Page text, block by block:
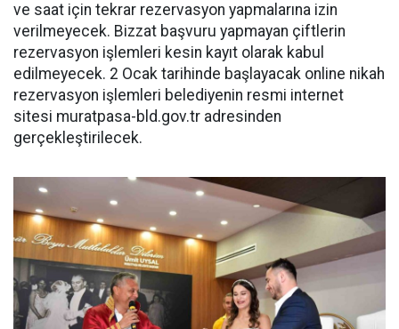
ve saat için tekrar rezervasyon yapmalarına izin
verilmeyecek. Bizzat başvuru yapmayan çiftlerin
rezervasyon işlemleri kesin kayıt olarak kabul
edilmeyecek. 2 Ocak tarihinde başlayacak online nikah
rezervasyon işlemleri belediyenin resmi internet
sitesi muratpasa-bld.gov.tr adresinden
gerçekleştirilecek.